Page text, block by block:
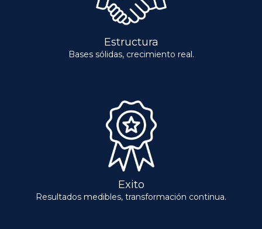
Estructura
Bases sólidas, crecimiento real.
Exito
Resultados medibles, transformación continua.